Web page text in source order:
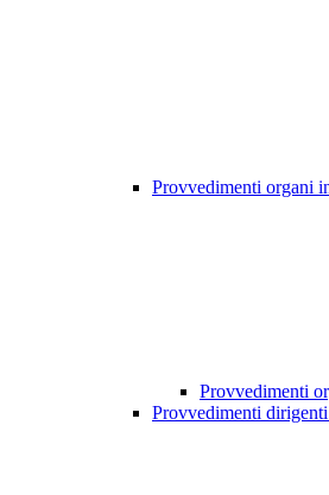
Provvedimenti organi
Provvedimenti
Provvedimenti